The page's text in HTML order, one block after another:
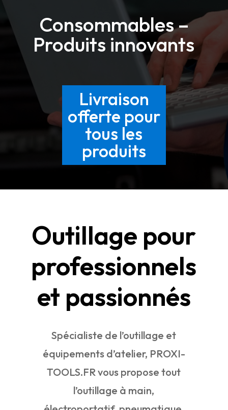
Consommables –
Produits innovants
Livraison
offerte pour
tous les
produits
Outillage pour
professionnels
et passionnés
Spécialiste de l’outillage et
équipements d’atelier, PROXI-
TOOLS.FR vous propose tout
l’outillage à main,